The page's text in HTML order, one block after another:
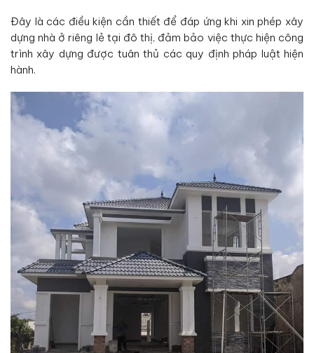
Đây là các điều kiện cần thiết để đáp ứng khi xin phép xây
dựng nhà ở riêng lẻ tại đô thị, đảm bảo việc thực hiện công
trình xây dựng được tuân thủ các quy định pháp luật hiện
hành.